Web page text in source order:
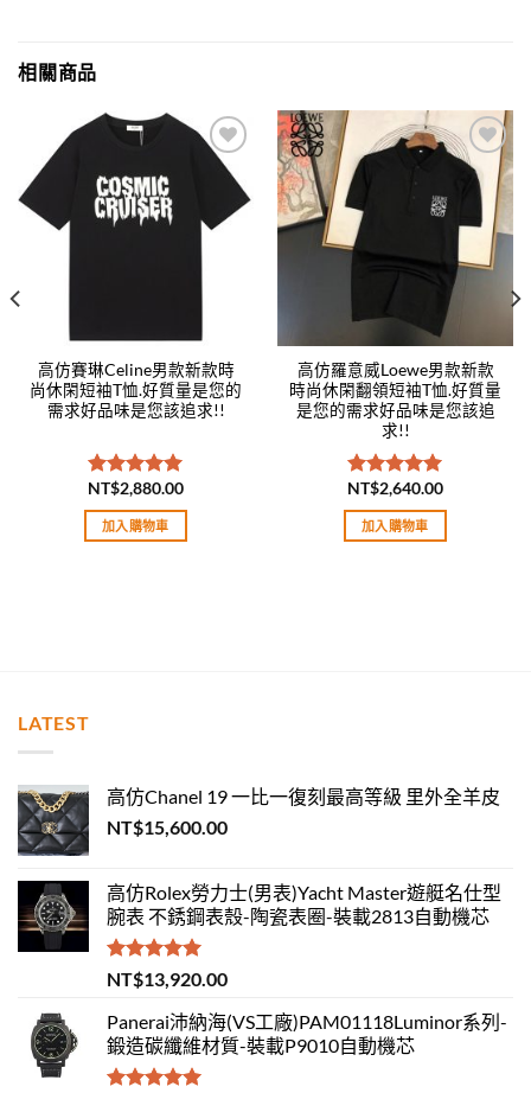
相關商品
Add to
wishlist
高仿賽琳Celine男款新款時
尚休閑短袖T恤.好質量是您的
需求好品味是您該追求!!
評分5.00
滿分 5
NT$2,880.00
加入購物車
Add to
wishlist
高仿羅意威Loewe男款新款
時尚休閑翻領短袖T恤.好質量
是您的需求好品味是您該追
求!!
評分5.00
滿分 5
NT$2,640.00
加入購物車
LATEST
高仿Chanel 19 一比一復刻最高等級 里外全羊皮
NT$15,600.00
高仿Rolex勞力士(男表)Yacht Master遊艇名仕型
腕表 不銹鋼表殼-陶瓷表圈-裝載2813自動機芯
評分5.00
滿分 5
NT$13,920.00
Panerai沛納海(VS工廠)PAM01118Luminor系列-
鍛造碳纖維材質-裝載P9010自動機芯